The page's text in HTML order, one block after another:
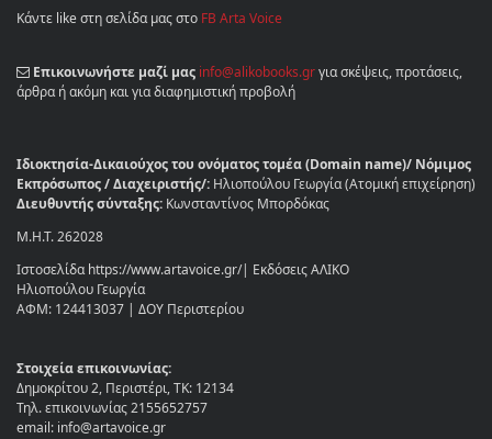
Κάντε like στη σελίδα μας στο FB Arta Voice
Επικοινωνήστε μαζί μας info@alikobooks.grγια σκέψεις, προτάσεις,
άρθρα ή ακόμη και για διαφημιστική προβολή
Ιδιοκτησία-Δικαιούχος του ονόματος τομέα (Domain name)/ Νόμιμος
Εκπρόσωπος / Διαχειριστής/: Ηλιοπούλου Γεωργία (Ατομική επιχείρηση)
Διευθυντής σύνταξης: Κωνσταντίνος Μπορδόκας
Μ.Η.Τ. 262028
Ιστοσελίδα https://www.artavoice.gr/| Εκδόσεις ΑΛΙΚΟ
Ηλιοπούλου Γεωργία
ΑΦΜ: 124413037 | ΔΟΥ Περιστερίου
Στοιχεία επικοινωνίας:
Δημοκρίτου 2, Περιστέρι, ΤΚ: 12134
Τηλ. επικοινωνίας 2155652757
email: info@artavoice.gr